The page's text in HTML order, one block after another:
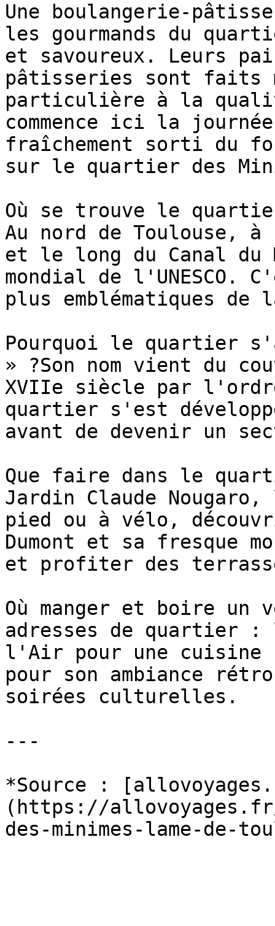
Une boulangerie-
les gourmands du
et savoureux. Leurs
pâtisseries sont faits
particulière à la
commence ici la
fraîchement sorti du
sur le quartier des
Où se trouve le
Au nord de Toulouse,
et le long du Canal du
mondial de l'UNESCO.
plus emblématiques
Pourquoi le quartier
» ?Son nom vient du
XVIIe siècle par
quartier s'est
avant de devenir un
Que faire dans le
Jardin Claude
pied ou à vélo,
Dumont et sa fresque
et profiter des
Où manger et boire un
adresses de quartier :
l'Air pour une cuisine
pour son ambiance
soirées culturelles.
---
*Source :
(https://